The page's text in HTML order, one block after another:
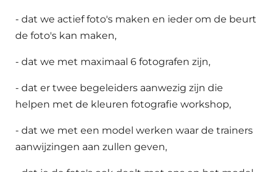
- dat we actief foto's maken en ieder om de beurt
de foto's kan maken,
- dat we met maximaal 6 fotografen zijn,
- dat er twee begeleiders aanwezig zijn die
helpen met de kleuren fotografie workshop,
- dat we met een model werken waar de trainers
aanwijzingen aan zullen geven,